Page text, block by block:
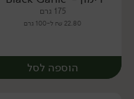
175 גרם
22.80 ₪ ל-100 גרם
הוספה לסל